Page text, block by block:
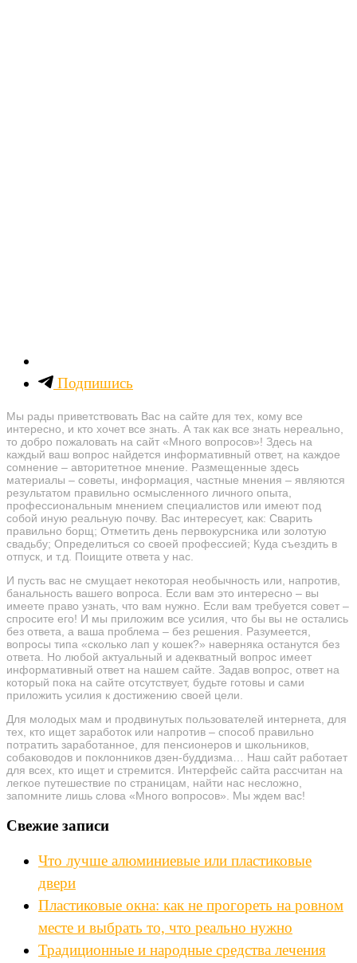
Подпишись
Мы рады приветствовать Вас на сайте для тех, кому все
интересно, и кто хочет все знать. А так как все знать нереально,
то добро пожаловать на сайт «Много вопросов»! Здесь на
каждый ваш вопрос найдется информативный ответ, на каждое
сомнение – авторитетное мнение. Размещенные здесь
материалы – советы, информация, частные мнения – являются
результатом правильно осмысленного личного опыта,
профессиональным мнением специалистов или имеют под
собой иную реальную почву. Вас интересует, как: Сварить
правильно борщ; Отметить день первокурсника или золотую
свадьбу; Определиться со своей профессией; Куда съездить в
отпуск, и т.д. Поищите ответа у нас.
И пусть вас не смущает некоторая необычность или, напротив,
банальность вашего вопроса. Если вам это интересно – вы
имеете право узнать, что вам нужно. Если вам требуется совет –
спросите его! И мы приложим все усилия, что бы вы не остались
без ответа, а ваша проблема – без решения. Разумеется,
вопросы типа «сколько лап у кошек?» наверняка останутся без
ответа. Но любой актуальный и адекватный вопрос имеет
информативный ответ на нашем сайте. Задав вопрос, ответ на
который пока на сайте отсутствует, будьте готовы и сами
приложить усилия к достижению своей цели.
Для молодых мам и продвинутых пользователей интернета, для
тех, кто ищет заработок или напротив – способ правильно
потратить заработанное, для пенсионеров и школьников,
собаководов и поклонников дзен-буддизма… Наш сайт работает
для всех, кто ищет и стремится. Интерфейс сайта рассчитан на
легкое путешествие по страницам, найти нас несложно,
запомните лишь слова «Много вопросов». Мы ждем вас!
Свежие записи
Что лучше алюминиевые или пластиковые
двери
Пластиковые окна: как не прогореть на ровном
месте и выбрать то, что реально нужно
Традиционные и народные средства лечения